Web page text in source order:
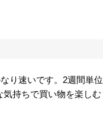
り速いです。2週間単位
持ちで買い物を楽しむ